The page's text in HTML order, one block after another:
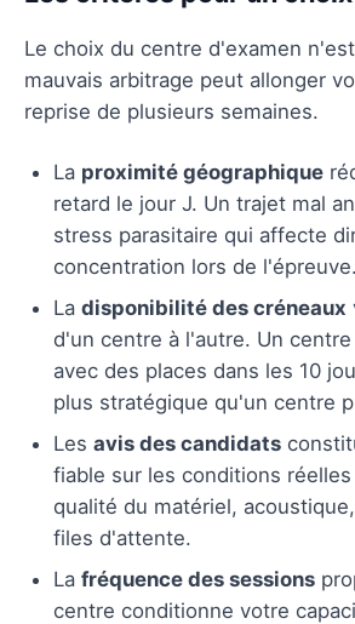
Le choix du centre d'examen
mauvais arbitrage peut allonger
reprise de plusieurs semaines.
La proximité géographique
retard le jour J. Un trajet mal
stress parasitaire qui affecte
concentration lors de l'épreuve.
La disponibilité des créneaux
d'un centre à l'autre. Un
avec des places dans les 10
plus stratégique qu'un centre
Les avis des candidats
fiable sur les conditions
qualité du matériel,
files d'attente.
La fréquence des sessions
centre conditionne votre